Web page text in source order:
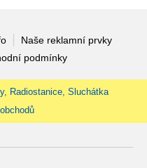
Naše reklamní prvky
podmínky
Radiostanice, Sluchátka